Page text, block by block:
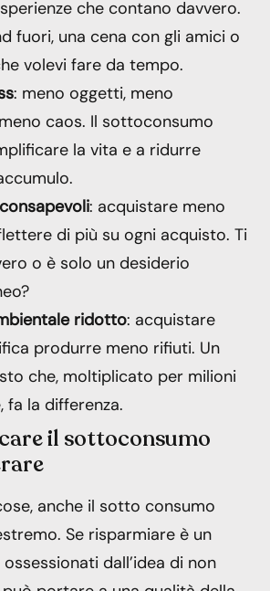
che contano davvero.
fuori, una cena con gli amici o
volevi fare da tempo.
: meno oggetti, meno
caos. Il sottoconsumo
la vita e a ridurre
: acquistare meno
di più su ogni acquisto. Ti
o è solo un desiderio
ridotto: acquistare
produrre meno rifiuti. Un
che, moltiplicato per milioni
fa la differenza.
il sottoconsumo
anche il sotto consumo
Se risparmiare è un
dall’idea di non